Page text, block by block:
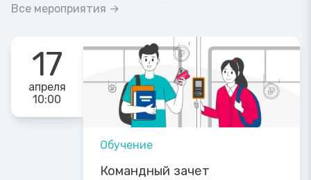
Все мероприятия →
17
апреля
10:00
Обучение
Командный зачет